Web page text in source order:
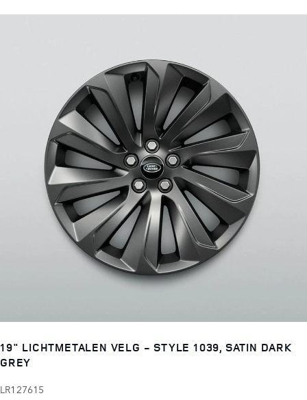
19" LICHTMETALEN VELG - STYLE 1039, SATIN DARK
GREY
LR127615